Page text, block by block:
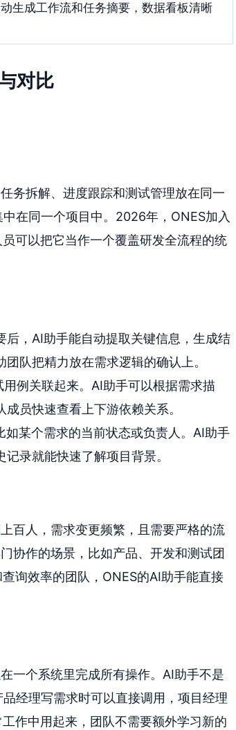
生成工作流和任务摘要，数据看板清晰
对比
务拆解、进度跟踪和测试管理放在同一
在同一个项目中。2026年，ONES加入
可以把它当作一个覆盖研发全流程的统
，AI助手能自动提取关键信息，生成结
队把精力放在需求逻辑的确认上。
例关联起来。AI助手可以根据需求描
员快速查看上下游依赖关系。
某个需求的当前状态或负责人。AI助手
录就能快速了解项目背景。
百人，需求变更频繁，且需要严格的流
协作的场景，比如产品、开发和测试团
询效率的团队，ONES的AI助手能直接
一个系统里完成所有操作。AI助手不是
经理写需求时可以直接调用，项目经理
作中用起来，团队不需要额外学习新的